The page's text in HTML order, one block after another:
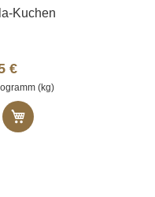
Kuchen
€
(kg)
Auf
die
In den Warenkorb